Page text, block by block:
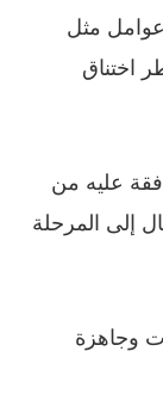
مثل
اختناق
عليه من
إلى المرحلة
وجاهزة